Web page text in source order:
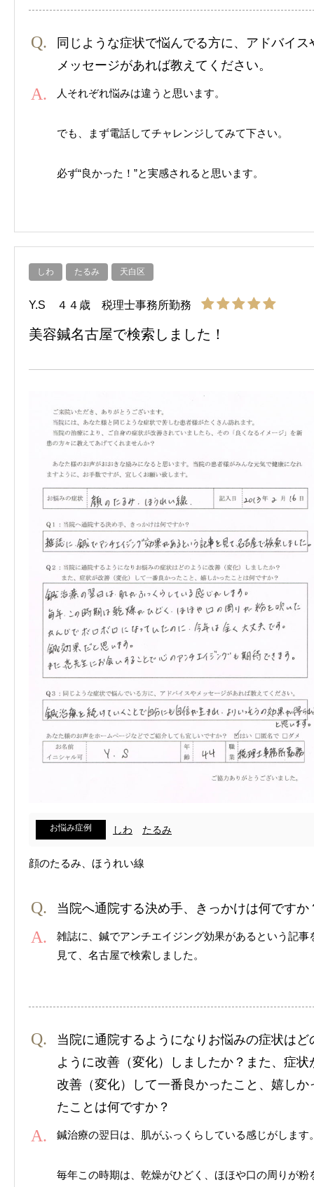
同じような症状で悩んでる方に、アドバイス
メッセージがあれば教えてください。
人それぞれ悩みは違うと思います。
でも、まず電話してチャレンジしてみて下さい。
必ず“良かった！”と実感されると思います。
しわ たるみ 天白区
Y.S ４４歳 税理士事務所勤務
美容鍼名古屋で検索しました！
お悩み症例 しわ たるみ
顔のたるみ、ほうれい線
当院へ通院する決め手、きっかけは何ですか
雑誌に、鍼でアンチエイジング効果があるという記事
見て、名古屋で検索しました。
当院に通院するようになりお悩みの症状はど
ように改善（変化）しましたか？また、症状
改善（変化）して一番良かったこと、嬉しか
たことは何ですか？
鍼治療の翌日は、肌がふっくらしている感じがします
毎年この時期は、乾燥がひどく、ほほや口の周りが粉